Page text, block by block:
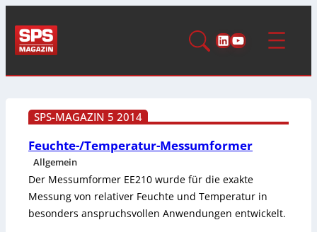
LinkedIn
YouTube
SPS-MAGAZIN 5 2014
Feuchte-/Temperatur-Messumformer
Allgemein
Der Messumformer EE210 wurde für die exakte
Messung von relativer Feuchte und Temperatur in
besonders anspruchsvollen Anwendungen entwickelt.